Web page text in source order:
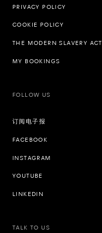
PRIVACY POLICY
COOKIE POLICY
THE MODERN SLAVERY ACT
MY BOOKINGS
FOLLOW US
订阅电子报
FACEBOOK
INSTAGRAM
YOUTUBE
LINKEDIN
TALK TO US